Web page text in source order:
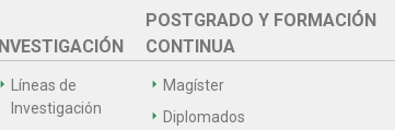
INVESTIGACIÓN
Líneas de
Investigación
POSTGRADO Y FORMACIÓN
CONTINUA
Magíster
Diplomados